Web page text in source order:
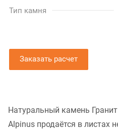
Тип камня
Заказать расчет
Натуральный камень
Alpinus продаётся в листах